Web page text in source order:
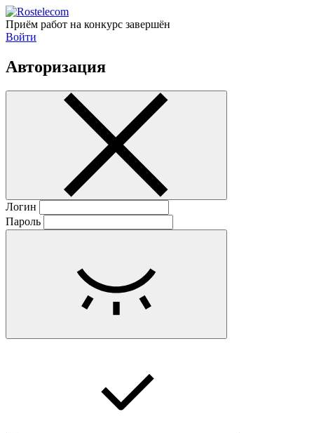
Приём работ на конкурс завершён
Войти
Авторизация
Логин
Пароль